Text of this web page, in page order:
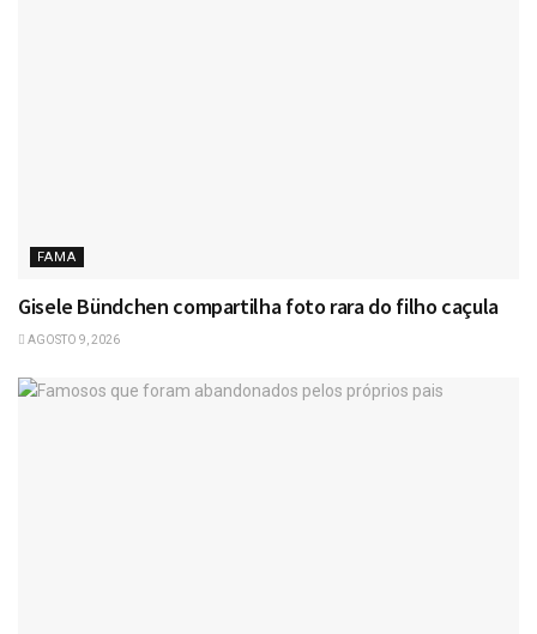
FAMA
Gisele Bündchen compartilha foto rara do filho caçula
AGOSTO 9, 2026